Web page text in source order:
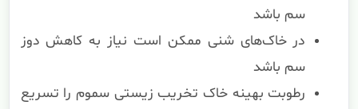
سم باشد
در خاک‌های شنی ممکن است نیاز به کاهش دوز
سم باشد
رطوبت بهینه خاک تخریب زیستی سموم را تسریع